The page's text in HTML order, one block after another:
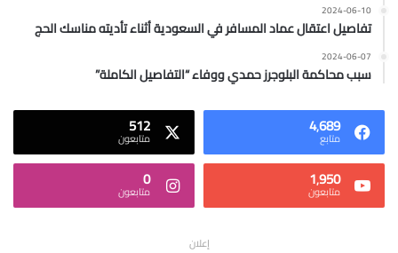
2024-06-10
تفاصيل اعتقال عماد المسافر في السعودية أثناء تأديته مناسك الحج
2024-06-07
سبب محاكمة البلوجرز حمدي ووفاء “التفاصيل الكاملة”
4٬689
متابع 512
متابعون
1٬950
متابعون 0
متابعون
إعلان